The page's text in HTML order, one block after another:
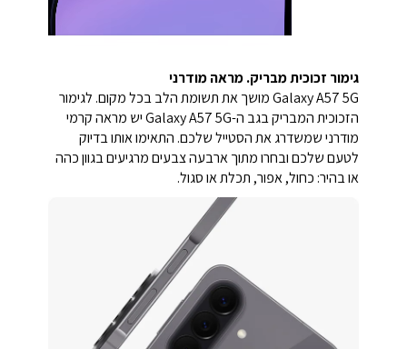
גימור זכוכית מבריק. מראה מודרני
Galaxy A57 5G מושך את תשומת הלב בכל מקום. לגימור
הזכוכית המבריק בגב ה-Galaxy A57 5G יש מראה קרמי
מודרני שמשדרג את הסטייל שלכם. התאימו אותו בדיוק
לטעם שלכם ובחרו מתוך ארבעה צבעים מרגיעים בגוון כהה
או בהיר: כחול, אפור, תכלת או סגול.